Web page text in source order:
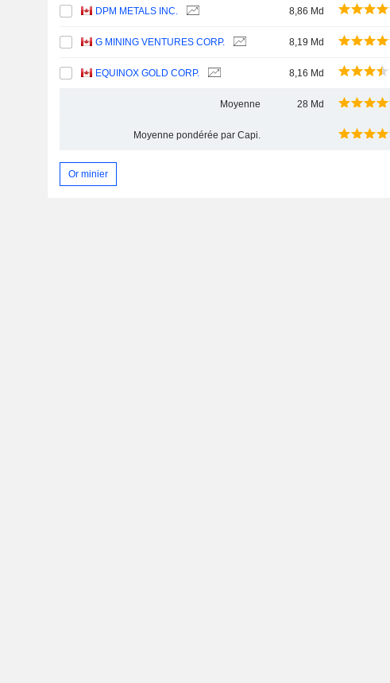
DPM METALS INC. 8,86 Md
G MINING VENTURES CORP. 8,19 Md
EQUINOX GOLD CORP. 8,16 Md
Moyenne 28 Md
Moyenne pondérée par Capi.
Or minier